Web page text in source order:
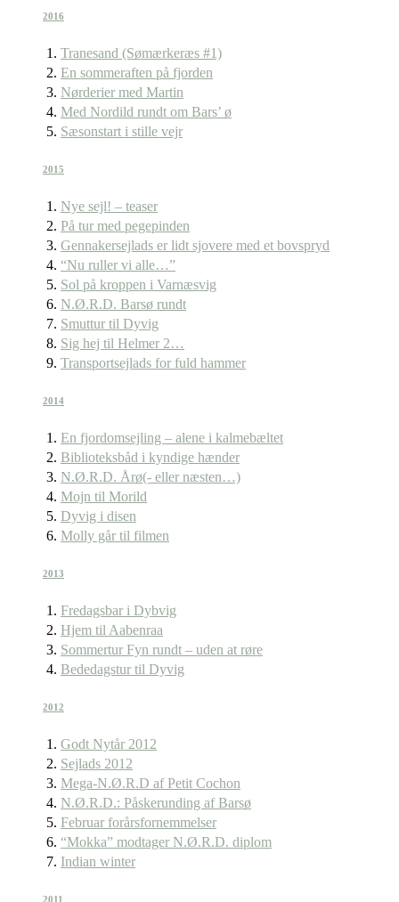
2016
Tranesand (Sømærkeræs #1)
En sommeraften på fjorden
Nørderier med Martin
Med Nordild rundt om Bars’ ø
Sæsonstart i stille vejr
2015
Nye sejl! – teaser
På tur med pegepinden
Gennakersejlads er lidt sjovere med et bovspryd
“Nu ruller vi alle…”
Sol på kroppen i Varnæsvig
N.Ø.R.D. Barsø rundt
Smuttur til Dyvig
Sig hej til Helmer 2…
Transportsejlads for fuld hammer
2014
En fjordomsejling – alene i kalmebæltet
Biblioteksbåd i kyndige hænder
N.Ø.R.D. Årø(- eller næsten…)
Mojn til Morild
Dyvig i disen
Molly går til filmen
2013
Fredagsbar i Dybvig
Hjem til Aabenraa
Sommertur Fyn rundt – uden at røre
Bededagstur til Dyvig
2012
Godt Nytår 2012
Sejlads 2012
Mega-N.Ø.R.D af Petit Cochon
N.Ø.R.D.: Påskerunding af Barsø
Februar forårsfornemmelser
“Mokka” modtager N.Ø.R.D. diplom
Indian winter
2011